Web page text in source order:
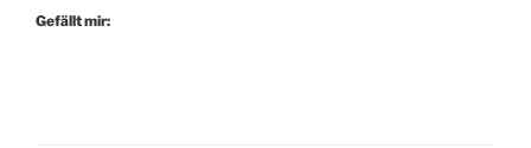
Gefällt mir: